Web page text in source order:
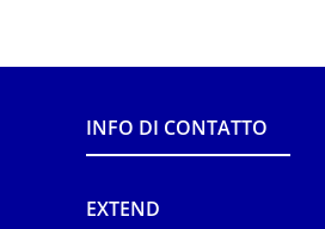
INFO DI CONTATTO
EXTEND